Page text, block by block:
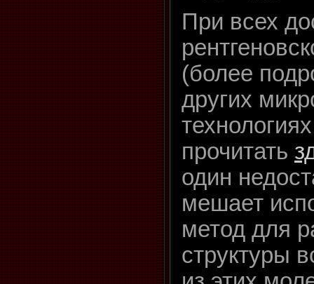
При всех
(более
других
прочитать
один
мешает
метод для
структуры